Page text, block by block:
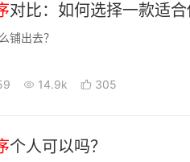
对比：如何选择一款适
铺出去？
14.9k 305
个人可以吗？